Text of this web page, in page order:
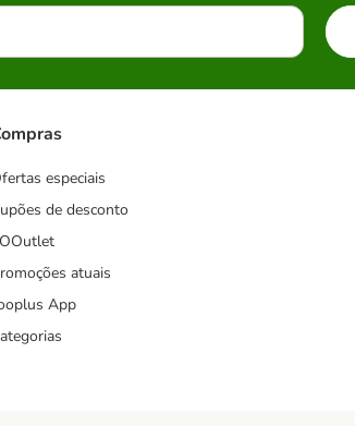
especiais
de desconto
atuais
App